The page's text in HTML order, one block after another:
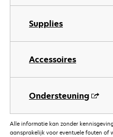
Supplies
Accessoires
Ondersteuning
Alle informatie kan zonder
aansprakelijk voor eventuele fouten of